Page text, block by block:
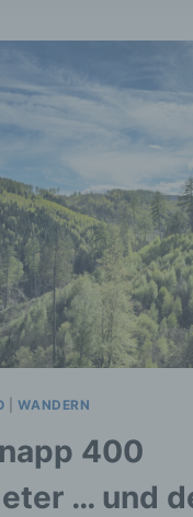
|WANDERN
400
… und